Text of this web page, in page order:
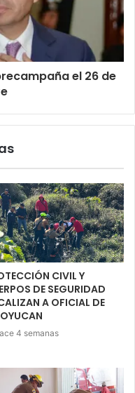
el 26 de
CIVIL Y
DE SEGURIDAD
A OFICIAL DE
4 semanas